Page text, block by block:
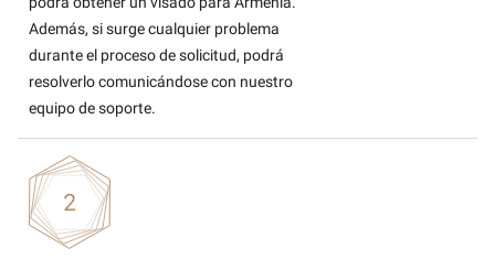
Además, si surge cualquier problema
durante el proceso de solicitud, podrá
resolverlo comunicándose con nuestro
equipo de soporte.